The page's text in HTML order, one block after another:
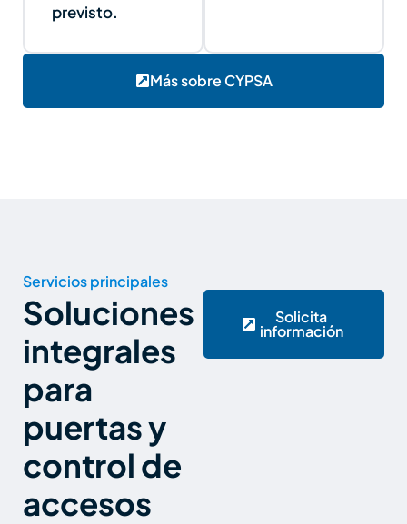
previsto.
Más sobre CYPSA
Servicios principales
Soluciones
integrales
para
puertas y
control de
accesos
Solicita
información